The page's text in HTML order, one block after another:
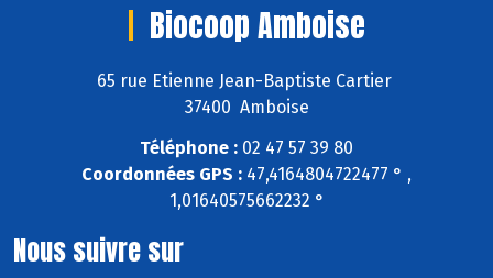
Biocoop Amboise
65 rue Etienne Jean-Baptiste Cartier
37400 Amboise
Téléphone : 02 47 57 39 80
Coordonnées GPS : 47,4164804722477 ° ,
1,01640575662232 °
Nous suivre sur